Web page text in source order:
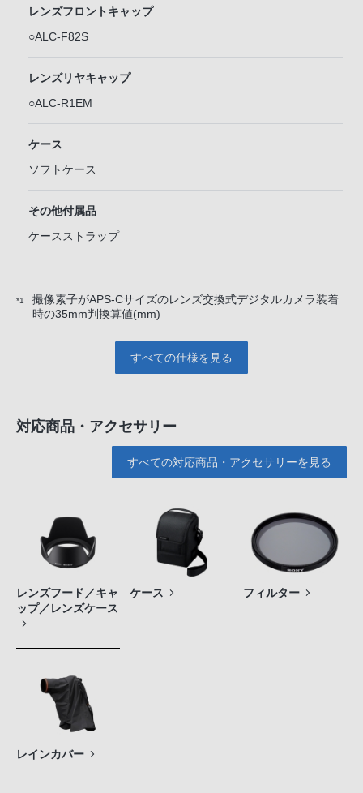
レンズフロントキャップ
○ALC-F82S
レンズリヤキャップ
○ALC-R1EM
ケース
ソフトケース
その他付属品
ケースストラップ
*1
撮像素子がAPS-Cサイズのレンズ交換式デジタルカメラ装着
時の35mm判換算値(mm)
すべての仕様を見る
対応商品・アクセサリー
すべての対応商品・アクセサリーを見る
レンズフード／キャ
ップ／レンズケース
ケース フィルター
レインカバー